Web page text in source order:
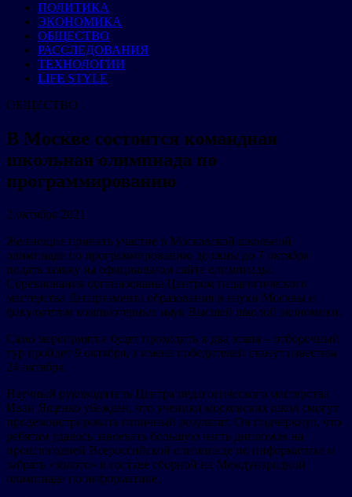
ПОЛИТИКА
ЭКОНОМИКА
ОБЩЕСТВО
РАССЛЕДОВАНИЯ
ТЕХНОЛОГИИ
LIFE STYLE
ОБЩЕСТВО
В Москве состоится командная
школьная олимпиада по
программированию
2 октября 2021
Желающие принять участие в Московской школьной
олимпиаде по программированию должны до 7 октября
подать заявку на официальном сайте олимпиады.
Соревнования организованы Центром педагогического
мастерства Департамента образования и науки Москвы и
факультетом компьютерных наук Высшей школой экономики.
Само мероприятие будет проходить в два этапа – отборочный
тур пройдет 9 октября, а имена победителей станут известны
24 октября.
Научный руководитель Центра педагогического мастерства
Иван Ященко убежден, что ученики московских школ смогут
продемонстрировать отличный результат. Он подчеркнул, что
ребятам удалось завоевать большую часть дипломов на
прошлогодней Всероссийской олимпиаде по информатике и
забрать «золото» в составе сборной на Международной
олимпиаде по информатике.